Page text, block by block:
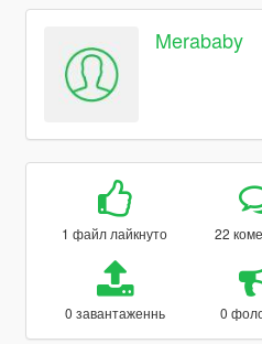
Merababy
1 файл лайкнуто 22
0 завантаженнь 0